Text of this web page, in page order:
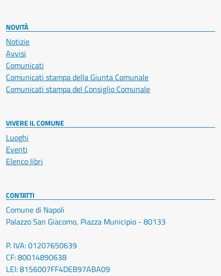
NOVITÀ
Notizie
Avvisi
Comunicati
Comunicati stampa della Giunta Comunale
Comunicati stampa del Consiglio Comunale
VIVERE IL COMUNE
Luoghi
Eventi
Elenco libri
CONTATTI
Comune di Napoli
Palazzo San Giacomo, Piazza Municipio - 80133
P. IVA: 01207650639
CF: 80014890638
LEI: 8156007FF4DEB97ABA09